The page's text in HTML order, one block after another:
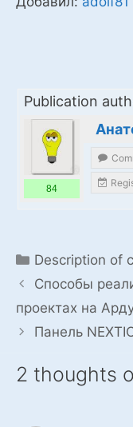
Publication
84
Categories
Description of
Способы
проектах на
Панель
2 thoughts